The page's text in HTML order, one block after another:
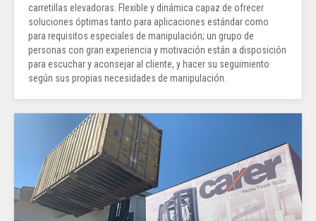
carretillas elevadoras. Flexible y dinámica capaz de ofrecer
soluciones óptimas tanto para aplicaciones estándar como
para requisitos especiales de manipulación; un grupo de
personas con gran experiencia y motivación están a disposición
para escuchar y aconsejar al cliente, y hacer su seguimiento
según sus propias necesidades de manipulación.